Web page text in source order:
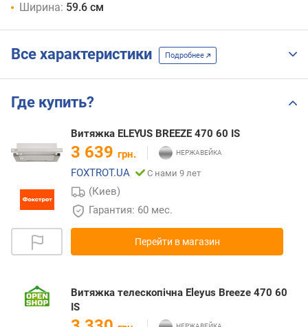
Ширина: 59.6 см
Все характеристики Подробнее
Где купить?
Витяжка ELEYUS BREEZE 470 60 IS
3 639 грн.
FOXTROT.UA
С нами 9 лет
(Киев)
Гарантия: 60 мес.
Перейти в магазин
Витяжка телескопічна Eleyus Breeze 470 60
IS